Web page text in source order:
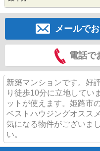
メールで
電話で
新築マンションです。好
り徒歩10分に立地してい
ットが使えます。姫路市
ベストハウジングオスス
気になる物件がございま
い。